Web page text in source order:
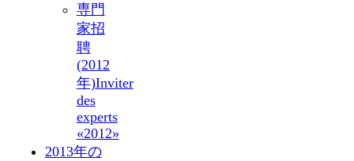
専門
家招
聘
(2012
年)Inviter
des
experts
«2012»
2013年の